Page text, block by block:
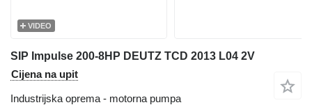
VIDEO
SIP Impulse 200-8HP DEUTZ TCD 2013 L04 2V
Cijena na upit
Industrijska oprema - motorna pumpa